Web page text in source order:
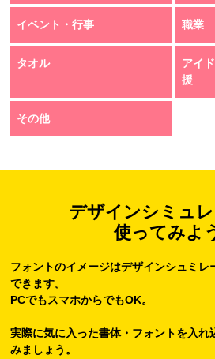
イベント・行事 職業
タオル
アイ
援
その他
デザインシミュ
使ってみよ
フォントのイメージはデザインシュミレ
できます。
PCでもスマホからでもOK。
実際に気に入った書体・フォントを入れ
みましょう。